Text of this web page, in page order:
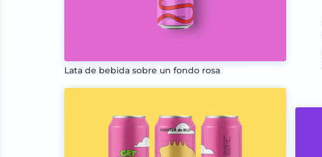
Lata de bebida sobre un fondo rosa